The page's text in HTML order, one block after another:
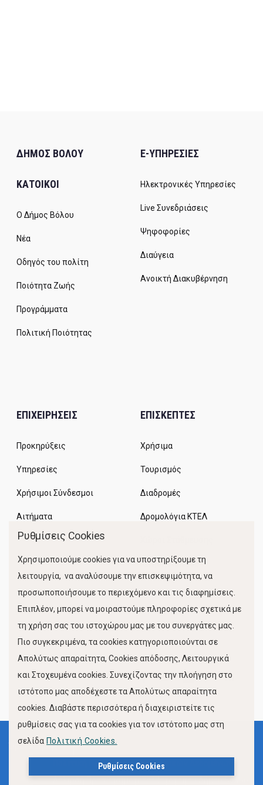
ΔΗΜΟΣ ΒΟΛΟΥ
ΚΑΤΟΙΚΟΙ
Ο Δήμος Βόλου
Νέα
Οδηγός του πολίτη
Ποιότητα Ζωής
Προγράμματα
Πολιτική Ποιότητας
E-ΥΠΗΡΕΣΙΕΣ
Ηλεκτρονικές Υπηρεσίες
Live Συνεδριάσεις
Ψηφοφορίες
Διαύγεια
Ανοικτή Διακυβέρνηση
ΕΠΙΧΕΙΡΗΣΕΙΣ
Προκηρύξεις
Υπηρεσίες
Χρήσιμοι Σύνδεσμοι
Αιτήματα
ΕΠΙΣΚΕΠΤΕΣ
Χρήσιμα
Τουρισμός
Διαδρομές
Δρομολόγια ΚΤΕΛ
Κίνηση Λιμένος
FOLLOW US
Όροι Χρήσης
Πολιτική Προστασίας Προσωπικών Δεδομένων
Ρυθμίσεις Cookies
Χρησιμοποιούμε cookies για να υποστηρίξουμε τη
λειτουργία, να αναλύσουμε την επισκεψιμότητα, να
προσωποποιήσουμε το περιεχόμενο και τις διαφημίσεις.
Επιπλέον, μπορεί να μοιραστούμε πληροφορίες σχετικά με
τη χρήση σας του ιστοχώρου μας με του συνεργάτες μας.
Πιο συγκεκριμένα, τα cookies κατηγοριοποιούνται σε
Απολύτως απαραίτητα, Cookies απόδοσης, Λειτουργικά
και Στοχευμένα cookies. Συνεχίζοντας την πλοήγηση στο
ιστότοπο μας αποδέχεστε τα Απολύτως απαραίτητα
cookies. Διαβάστε περισσότερα ή διαχειριστείτε τις
ρυθμίσεις σας για τα cookies για τον ιστότοπο μας στη
σελίδα Πολιτική Cookies.
Ρυθμίσεις Cookies